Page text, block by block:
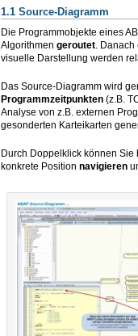
1.1 Source-Diagramm
Die Programmobjekte eines
Algorithmen geroutet.
visuelle Darstellung werden
Das Source-Diagramm wird
Programmzeitpunkten(z.B.
Analyse von z.B. externen
gesonderten Karteikarten
Durch Doppelklick können
konkrete Position navigieren